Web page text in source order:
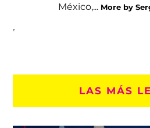
México,... More by
LAS MÁS